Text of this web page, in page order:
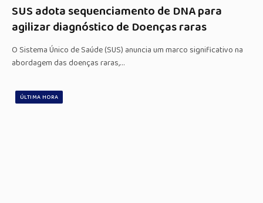
SUS adota sequenciamento de DNA para
agilizar diagnóstico de Doenças raras
O Sistema Único de Saúde (SUS) anuncia um marco significativo na
abordagem das doenças raras,…
ÚLTIMA HORA